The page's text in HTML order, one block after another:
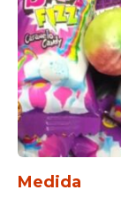
Medida